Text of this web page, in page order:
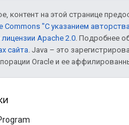
Свяжитесь с нами
контент на этой странице
Commons "С указанием
лицензии Apache 2.0. Подробнее
сайта. Java – это
Oracle и ее